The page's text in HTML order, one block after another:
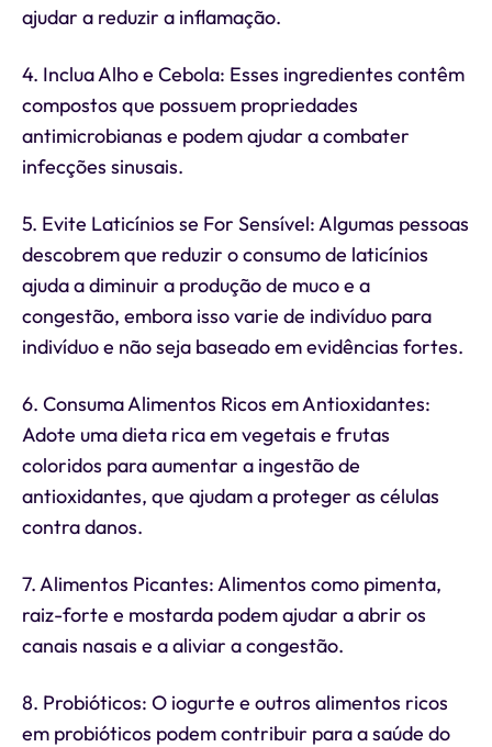
ajudar a reduzir a inflamação.
4. Inclua Alho e Cebola: Esses ingredientes contêm
compostos que possuem propriedades
antimicrobianas e podem ajudar a combater
infecções sinusais.
5. Evite Laticínios se For Sensível: Algumas pessoas
descobrem que reduzir o consumo de laticínios
ajuda a diminuir a produção de muco e a
congestão, embora isso varie de indivíduo para
indivíduo e não seja baseado em evidências fortes.
6. Consuma Alimentos Ricos em Antioxidantes:
Adote uma dieta rica em vegetais e frutas
coloridos para aumentar a ingestão de
antioxidantes, que ajudam a proteger as células
contra danos.
7. Alimentos Picantes: Alimentos como pimenta,
raiz-forte e mostarda podem ajudar a abrir os
canais nasais e a aliviar a congestão.
8. Probióticos: O iogurte e outros alimentos ricos
em probióticos podem contribuir para a saúde do